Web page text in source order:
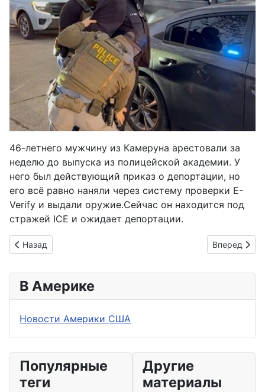
46-летнего мужчину из Камеруна арестовали за
неделю до выпуска из полицейской академии. У
него был действующий приказ о депортации, но
его всё равно наняли через систему проверки E-
Verify и выдали оружие.Сейчас он находится под
стражей ICE и ожидает депортации.
Предыдущий: В американском городе спасатели вызволили
Назад Следующий:
Вперед
В Америке
Новости Америки США
Популярные
теги
Другие
материалы